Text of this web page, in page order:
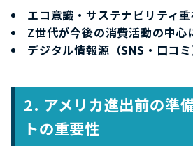
エコ意識・サステナビリティ
Z世代が今後の消費活動の中心
デジタル情報源（SNS ・口コ
2. アメリカ進出前の準
トの重要性